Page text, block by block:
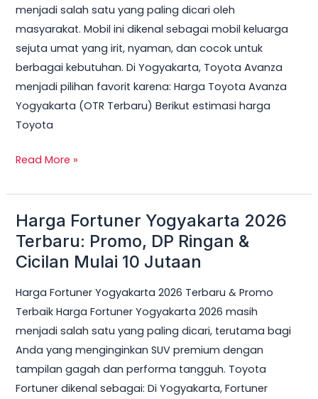
menjadi salah satu yang paling dicari oleh
masyarakat. Mobil ini dikenal sebagai mobil keluarga
sejuta umat yang irit, nyaman, dan cocok untuk
berbagai kebutuhan. Di Yogyakarta, Toyota Avanza
menjadi pilihan favorit karena: Harga Toyota Avanza
Yogyakarta (OTR Terbaru) Berikut estimasi harga
Toyota
Read More »
Harga Fortuner Yogyakarta 2026
Terbaru: Promo, DP Ringan &
Cicilan Mulai 10 Jutaan
Harga Fortuner Yogyakarta 2026 Terbaru & Promo
Terbaik Harga Fortuner Yogyakarta 2026 masih
menjadi salah satu yang paling dicari, terutama bagi
Anda yang menginginkan SUV premium dengan
tampilan gagah dan performa tangguh. Toyota
Fortuner dikenal sebagai: Di Yogyakarta, Fortuner
Harga
Fortuner
Yogyakarta
Terbaru:
Promo,
DP
Ringan
&
Cicilan